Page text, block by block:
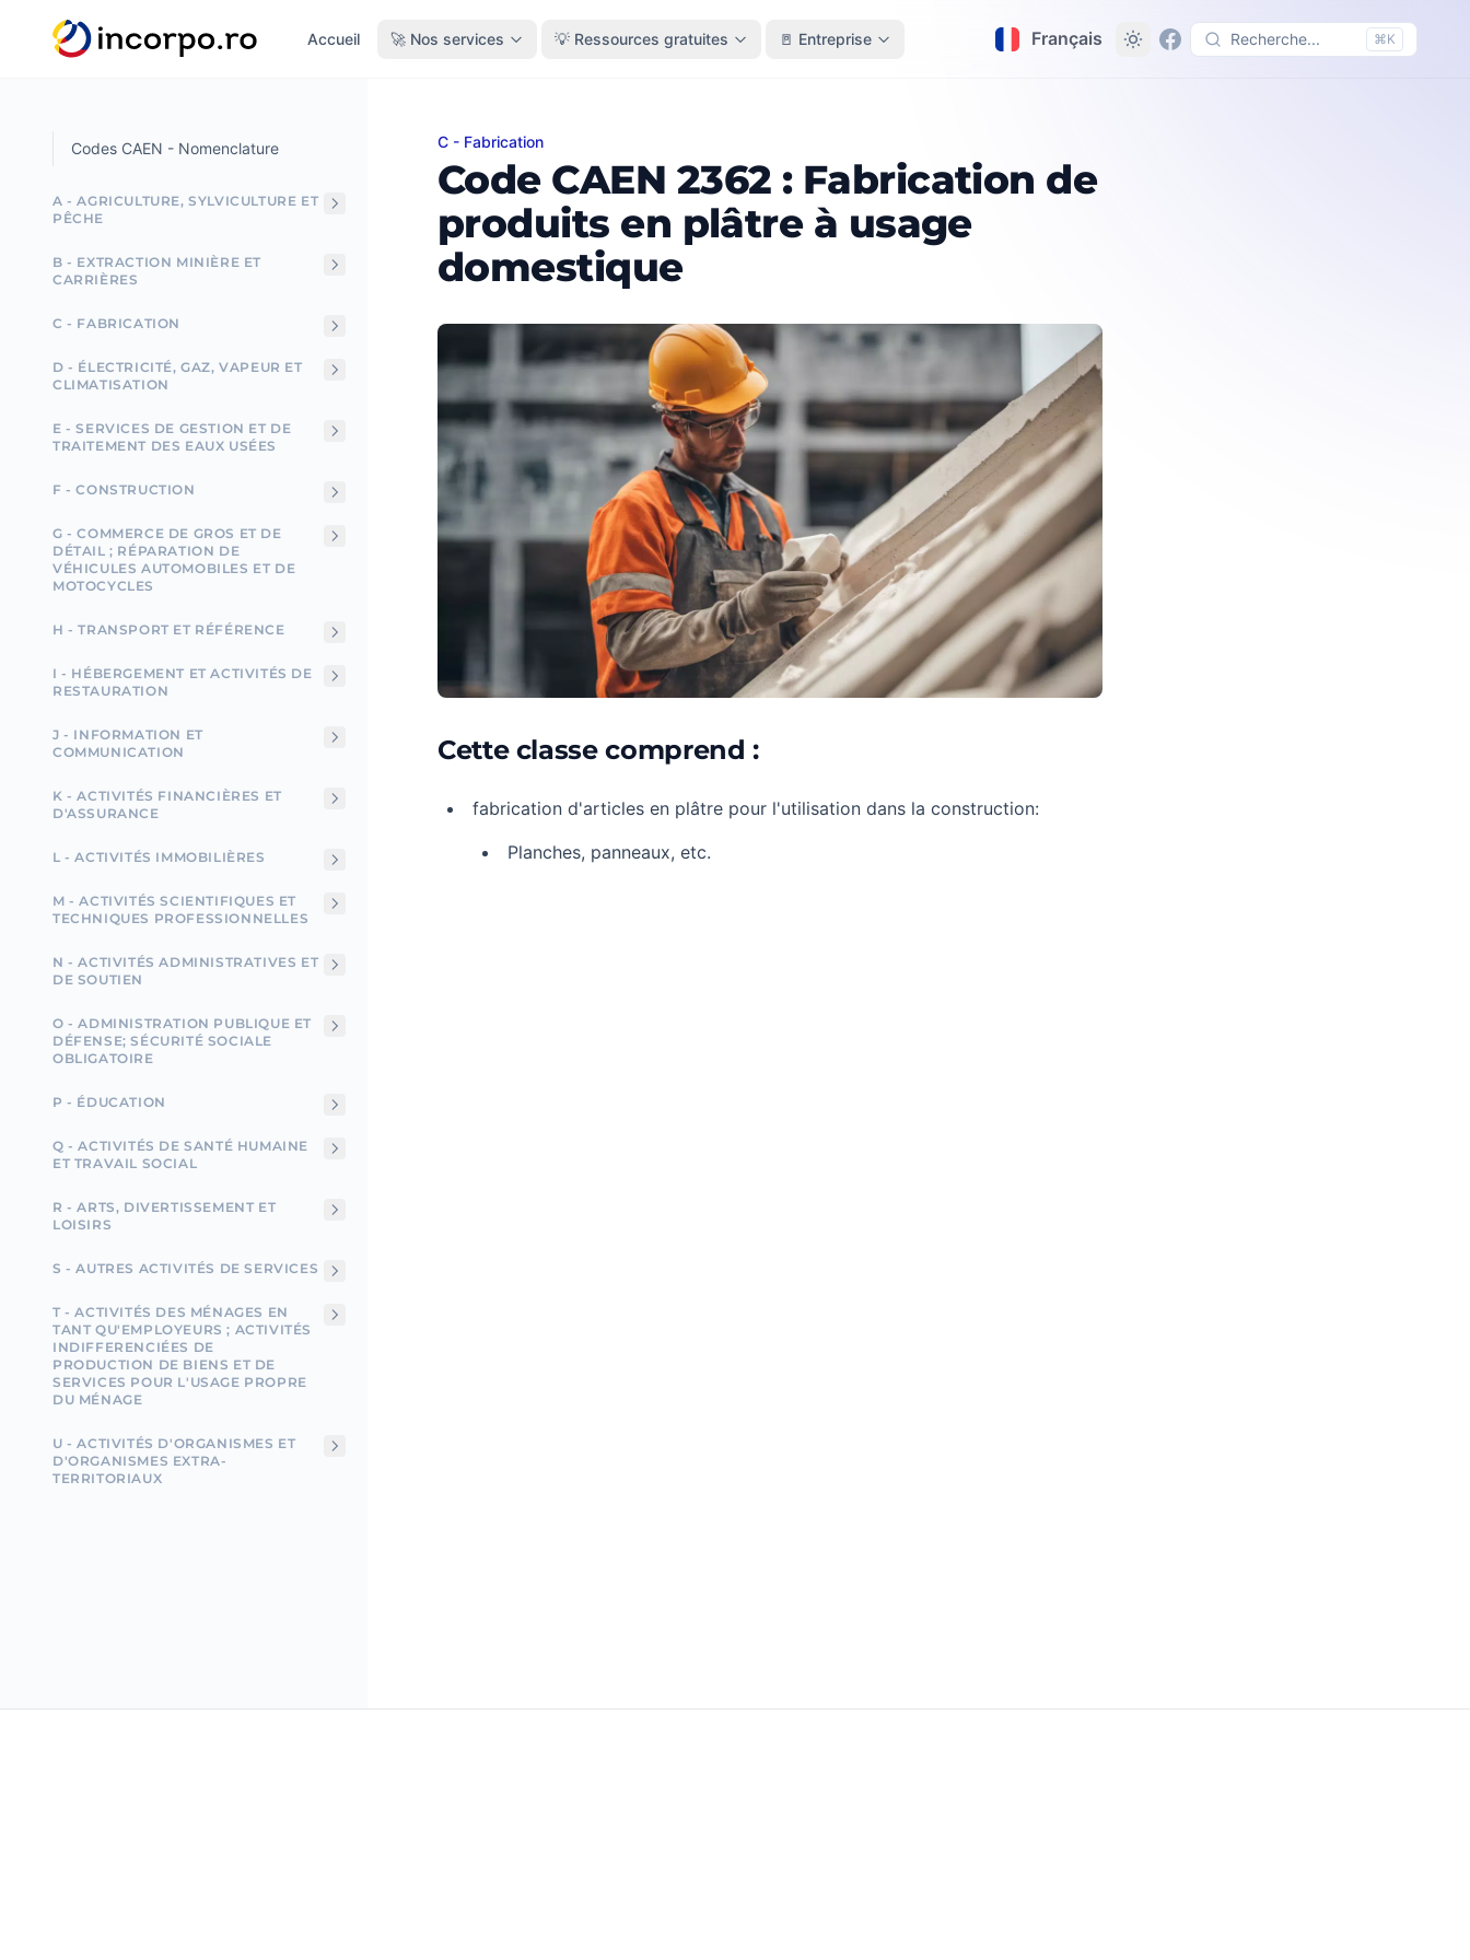
principal
Accueil 🚀 Nos services 💡 Ressources gratuites 🚪 Entreprise Français Recherche... ⌘K
Codes CAEN - Nomenclature
A - AGRICULTURE, SYLVICULTURE ET
PÊCHE
B - EXTRACTION MINIÈRE ET
CARRIÈRES
C - FABRICATION
D - ÉLECTRICITÉ, GAZ, VAPEUR ET
CLIMATISATION
E - SERVICES DE GESTION ET DE
TRAITEMENT DES EAUX USÉES
F - CONSTRUCTION
G - COMMERCE DE GROS ET DE
DÉTAIL ; RÉPARATION DE
VÉHICULES AUTOMOBILES ET DE
MOTOCYCLES
H - TRANSPORT ET RÉFÉRENCE
I - HÉBERGEMENT ET ACTIVITÉS DE
RESTAURATION
J - INFORMATION ET
COMMUNICATION
K - ACTIVITÉS FINANCIÈRES ET
D'ASSURANCE
L - ACTIVITÉS IMMOBILIÈRES
M - ACTIVITÉS SCIENTIFIQUES ET
TECHNIQUES PROFESSIONNELLES
N - ACTIVITÉS ADMINISTRATIVES ET
DE SOUTIEN
O - ADMINISTRATION PUBLIQUE ET
DÉFENSE; SÉCURITÉ SOCIALE
OBLIGATOIRE
P - ÉDUCATION
Q - ACTIVITÉS DE SANTÉ HUMAINE
ET TRAVAIL SOCIAL
R - ARTS, DIVERTISSEMENT ET
LOISIRS
S - AUTRES ACTIVITÉS DE SERVICES
T - ACTIVITÉS DES MÉNAGES EN
TANT QU'EMPLOYEURS ; ACTIVITÉS
INDIFFERENCIÉES DE
PRODUCTION DE BIENS ET DE
SERVICES POUR L'USAGE PROPRE
DU MÉNAGE
U - ACTIVITÉS D'ORGANISMES ET
D'ORGANISMES EXTRA-
TERRITORIAUX
Code CAEN 2362 : Fabrication de produits en plâtre à usage domestique
C - Fabrication
Code CAEN 2362 : Fabrication de
produits en plâtre à usage
domestique
Cette classe comprend :
fabrication d'articles en plâtre pour l'utilisation dans la construction:
Planches, panneaux, etc.